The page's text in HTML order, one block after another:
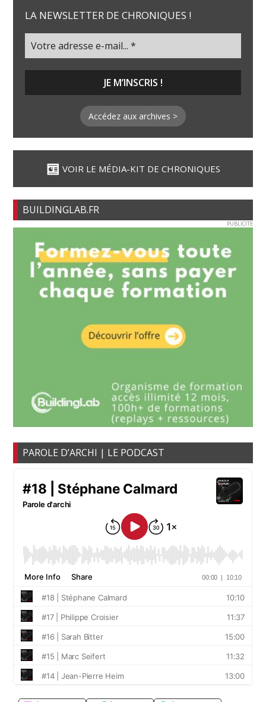
LA NEWSLETTER DE CHRONIQUES !
Accédez aux archives >
VOIR LE MÉDIA-KIT DE CHRONIQUES
BUILDINGLAB.FR
PUBLICITE
PAROLE D’ARCHI | LE PODCAST